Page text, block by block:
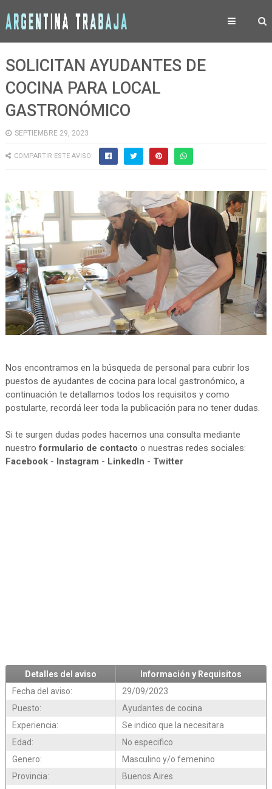
SOLICITAN AYUDANTES DE
COCINA PARA LOCAL
GASTRONÓMICO
SEPTIEMBRE 29, 2023
COMPARTIR ESTE AVISO:
Nos encontramos en la búsqueda de personal para cubrir los
puestos de ayudantes de cocina para local gastronómico, a
continuación te detallamos todos los requisitos y como
postularte, recordá leer toda la publicación para no tener dudas.
Si te surgen dudas podes hacernos una consulta mediante
nuestroformulario de contacto o nuestras redes sociales:
Facebook- Instagram - LinkedIn - Twitter
Detalles del aviso
Información y Requisitos
Fecha del aviso:
29/09/2023
Puesto:
Ayudantes de cocina
Experiencia:
Se indico que la necesitara
Edad:
No especifico
Genero:
Masculino y/o femenino
Provincia:
Buenos Aires